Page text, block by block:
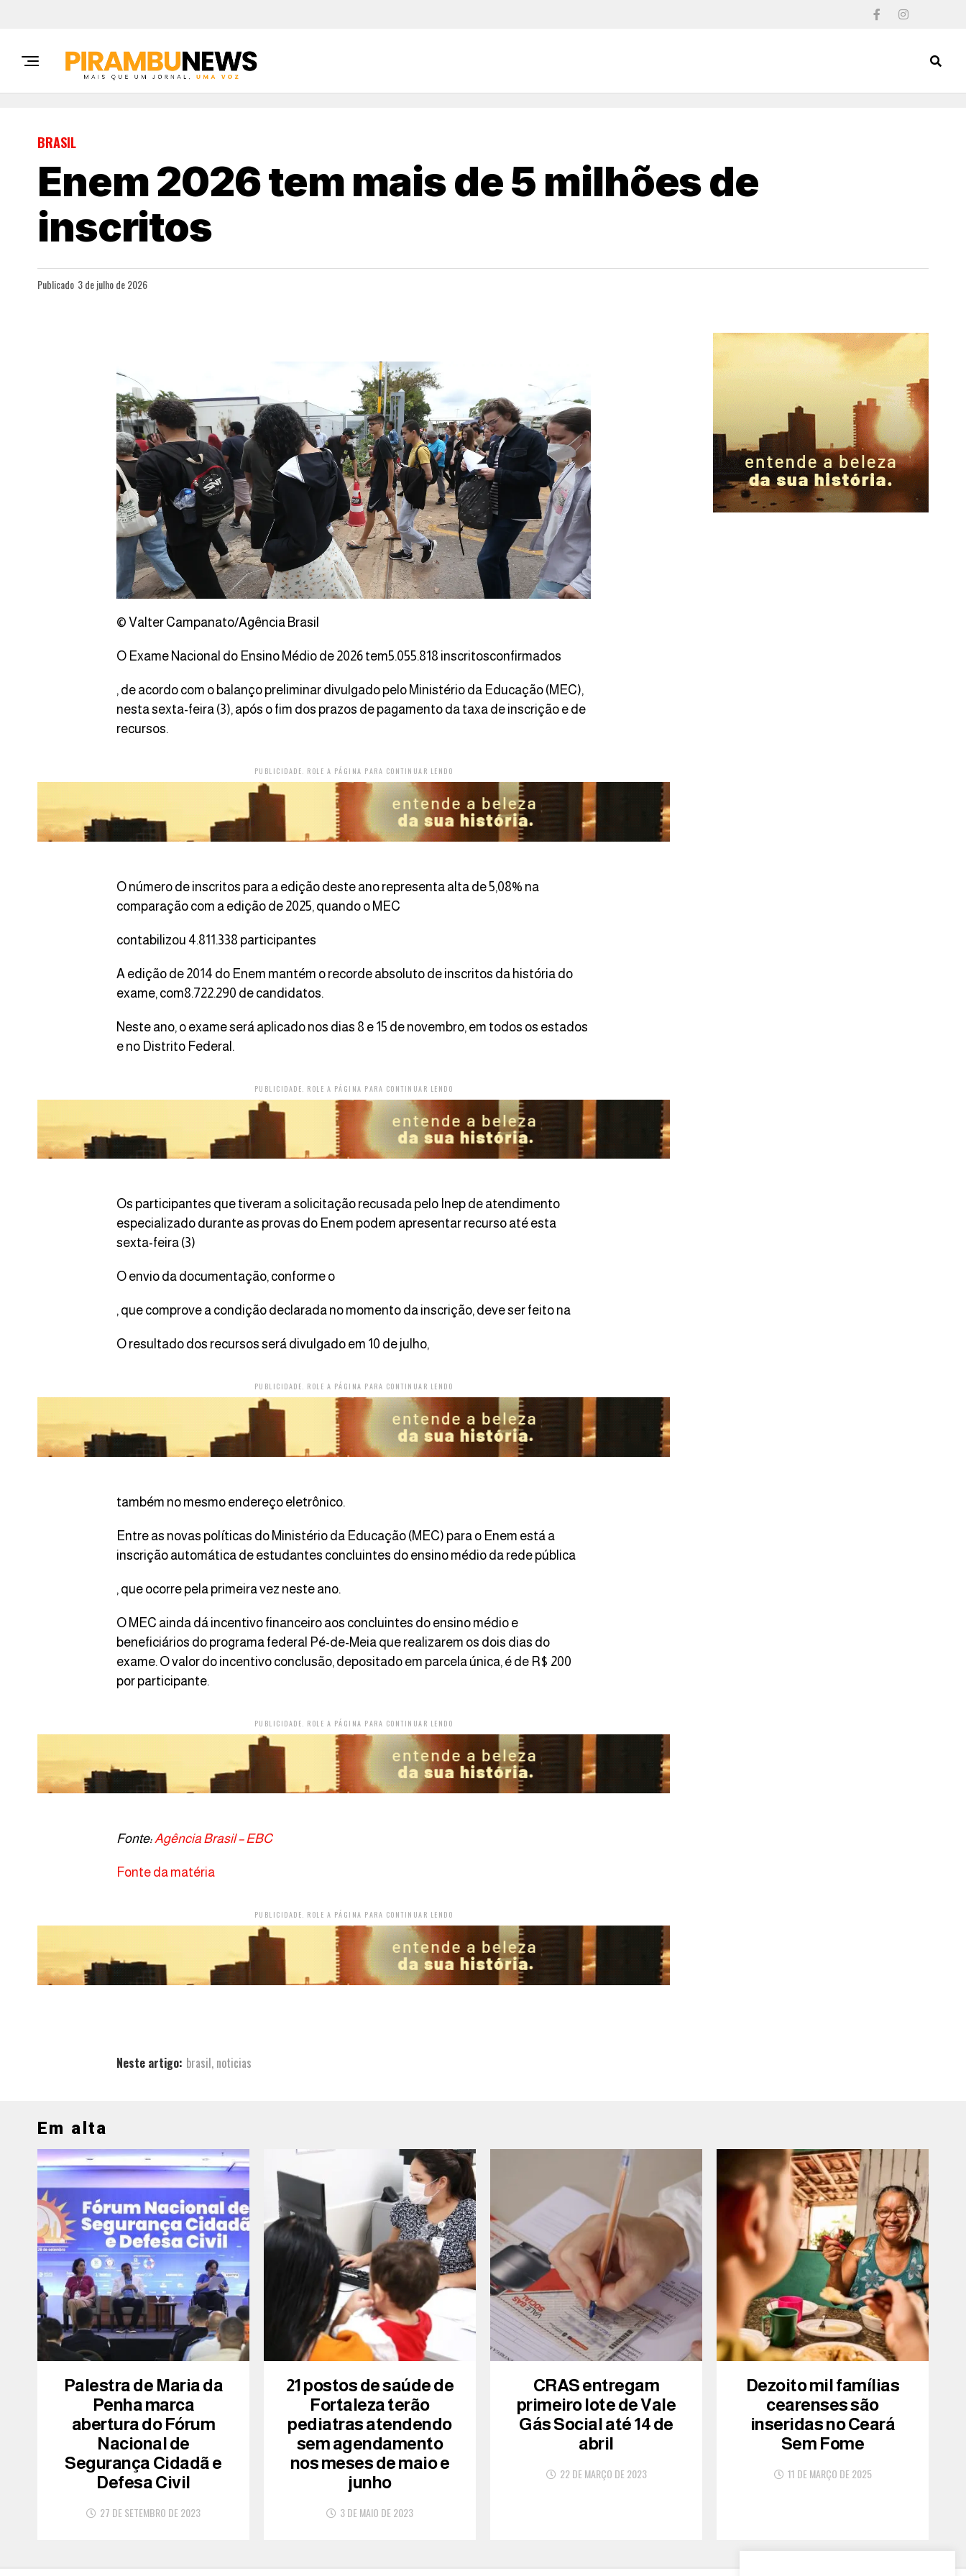
BRASIL
Enem 2026 tem mais de 5 milhões de
inscritos
Publicado 3 de julho de 2026
© Valter Campanato/Agência Brasil
O Exame Nacional do Ensino Médio de 2026 tem5.055.818 inscritosconfirmados
, de acordo com o balanço preliminar divulgado pelo Ministério da Educação (MEC),
nesta sexta-feira (3), após o fim dos prazos de pagamento da taxa de inscrição e de
recursos.
PUBLICIDADE. ROLE A PÁGINA PARA CONTINUAR LENDO
O número de inscritos para a edição deste ano representa alta de 5,08% na
comparação com a edição de 2025, quando o MEC
contabilizou 4.811.338 participantes
A edição de 2014 do Enem mantém o recorde absoluto de inscritos da história do
exame, com8.722.290 de candidatos.
Neste ano, o exame será aplicado nos dias 8 e 15 de novembro, em todos os estados
e no Distrito Federal.
PUBLICIDADE. ROLE A PÁGINA PARA CONTINUAR LENDO
Os participantes que tiveram a solicitação recusada pelo Inep de atendimento
especializado durante as provas do Enem podem apresentar recurso até esta
sexta-feira (3)
O envio da documentação, conforme o
, que comprove a condição declarada no momento da inscrição, deve ser feito na
O resultado dos recursos será divulgado em 10 de julho,
PUBLICIDADE. ROLE A PÁGINA PARA CONTINUAR LENDO
também no mesmo endereço eletrônico.
Entre as novas políticas do Ministério da Educação (MEC) para o Enem está a
inscrição automática de estudantes concluintes do ensino médio da rede pública
, que ocorre pela primeira vez neste ano.
O MEC ainda dá incentivo financeiro aos concluintes do ensino médio e
beneficiários do programa federal Pé-de-Meia que realizarem os dois dias do
exame. O valor do incentivo conclusão, depositado em parcela única, é de R$ 200
por participante.
PUBLICIDADE. ROLE A PÁGINA PARA CONTINUAR LENDO
Fonte:Agência Brasil – EBC
Fonte da matéria
PUBLICIDADE. ROLE A PÁGINA PARA CONTINUAR LENDO
Neste artigo: brasil, noticias
Em alta
Palestra de Maria da
Penha marca
abertura do Fórum
Nacional de
Segurança Cidadã e
Defesa Civil
27 DE SETEMBRO DE 2023
21 postos de saúde de
Fortaleza terão
pediatras atendendo
sem agendamento
nos meses de maio e
junho
3 DE MAIO DE 2023
CRAS entregam
primeiro lote de Vale
Gás Social até 14 de
abril
22 DE MARÇO DE 2023
Dezoito mil famílias
cearenses são
inseridas no Ceará
Sem Fome
11 DE MARÇO DE 2025